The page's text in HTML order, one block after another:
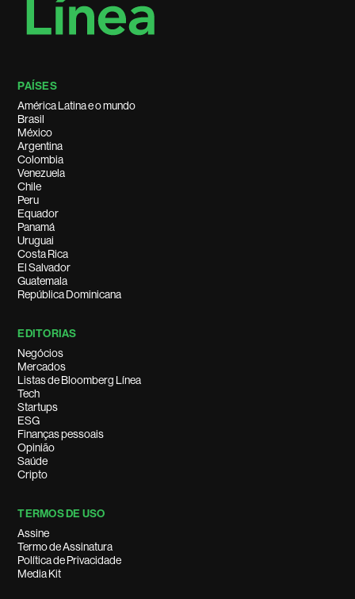
PAÍSES
América Latina e o mundo
Brasil
México
Argentina
Colombia
Venezuela
Chile
Peru
Equador
Panamá
Uruguai
Costa Rica
El Salvador
Guatemala
República Dominicana
EDITORIAS
Negócios
Mercados
Listas de Bloomberg Línea
Tech
Startups
ESG
Finanças pessoais
Opinião
Saúde
Cripto
TERMOS DE USO
Assine
Termo de Assinatura
Política de Privacidade
Media Kit